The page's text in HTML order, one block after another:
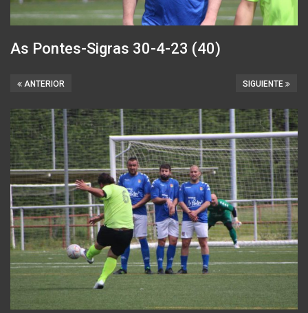
As Pontes-Sigras 30-4-23 (40)
SIGUIENTE
ANTERIOR